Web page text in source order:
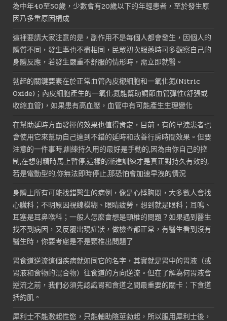
為中年40至50歲，少數會有20歲以下的年輕患者，至於發生原
因乃多重原因構成
這裡要請大家注意的是，副作用不是每個人都會發生，因個人的
體質不同，發生率也不盡相同，民眾初次服藥時可多觀察自己的
身體反應，若發生嚴重不舒服的情形時，需立即就醫。
勃起的關鍵要素在於正常血管內皮襯細胞和一氧化氮(Nitric
Oxide)；內皮細胞產生的一氧化氮能幫助調節血管彈性(舒張或
收縮血管)，如果患有高血壓，血管中有可能產生生理變化
在幫助延時方面發揮的效果也值得肯定，目前，有的早洩患者也
會使用它來幫助自己達到不錯的延時和改善行房時間效果。但要
注意的一件事時,訓練持久用的最好是手動的,因為由你自己的控
制,在想射精時馬上暫停,這樣的漸進訓練才是真正對持久有效的,
若是電動型的,你無法即時停止,那恐怕會加速早洩的情況
身體上所有可能找錯醫生的病例，像是心悸胸悶，大多數人會找
心臟科；不明原因視線模糊、眼睛疲勞，想到就是眼科；耳鳴、
耳塞是耳鼻喉科；一般人怎麼會想是頸椎的問題？如果遇到醫生
找不到病因，又反覆出現症狀，做檢查都正常，有醫生看到沒有
醫生時，你要考慮是不是頸椎出問題了
胃食道逆流這個疾病就如同它的名字，其實就是胃中的胃液（或
胃液和食物的混合物）往食道的方向逆流。但在了解為何胃液會
逆流之前，我們必須先認識胃和食道之間最重要的關卡：下食道
括約肌。
犀利士不能激起性慾，只能輔助陰莖勃起，所以服用犀利士後，